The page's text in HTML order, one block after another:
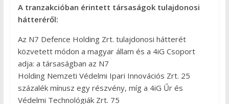
A tranzakcióban érintett társaságok tulajdonosi
hátteréről:
Az N7 Defence Holding Zrt. tulajdonosi hátterét
közvetett módon a magyar állam és a 4iG Csoport
adja: a társaságban az N7
Holding Nemzeti Védelmi Ipari Innovációs Zrt. 25
százalék mínusz egy részvény, míg a 4iG Űr és
Védelmi Technológiák Zrt. 75